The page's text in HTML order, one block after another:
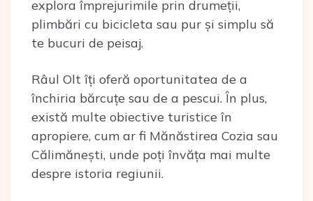
explora împrejurimile prin drumeții,
plimbări cu bicicleta sau pur și simplu să
te bucuri de peisaj.
Râul Olt îți oferă oportunitatea de a
închiria bărcuțe sau de a pescui. În plus,
există multe obiective turistice în
apropiere, cum ar fi Mănăstirea Cozia sau
Călimănești, unde poți învăța mai multe
despre istoria regiunii.